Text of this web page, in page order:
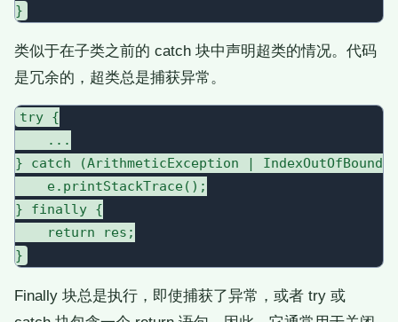
类似于在子类之前的 catch 块中声明超类的情况。代码
是冗余的，超类总是捕获异常。
try {
    ...
} catch (ArithmeticException |
    e.printStackTrace();
} finally {
    return res;
Finally 块总是执行，即使捕获了异常，或者 try 或